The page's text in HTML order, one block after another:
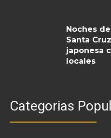
Noches
Santa
japonesa
locales
Categorias